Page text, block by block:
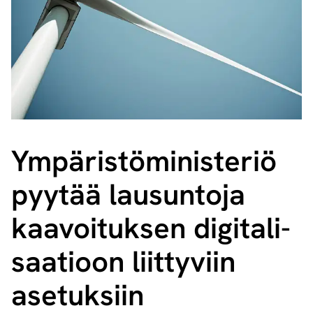
Ym­pä­ris­tö­mi­nis­te­riö
pyytää lausuntoja
kaavoituksen di­gi­ta­li­
saa­tioon liittyviin
asetuksiin